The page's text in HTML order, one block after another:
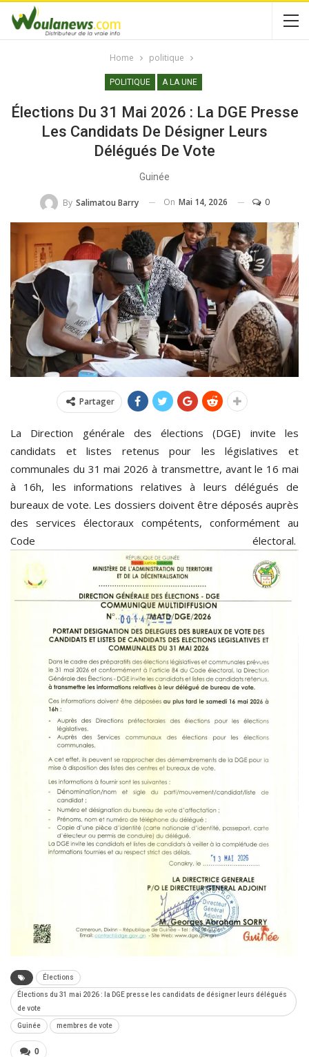
Home politique
POLITIQUE A LA UNE
Élections Du 31 Mai 2026 : La DGE Presse
Les Candidats De Désigner Leurs
Délégués De Vote
Guinée
By Salimatou Barry On Mai 14, 2026 0
Partager
La Direction générale des élections (DGE) invite les
candidats et listes retenus pour les législatives et
communales du 31 mai 2026 à transmettre, avant le 16 mai
à 16h, les informations relatives à leurs délégués de
bureaux de vote. Les dossiers doivent être déposés auprès
des services électoraux compétents, conformément au
Code électoral.
Élections
Élections du 31 mai 2026 : la DGE presse les candidats de désigner leurs délégués
de vote
Guinée membres de vote
0